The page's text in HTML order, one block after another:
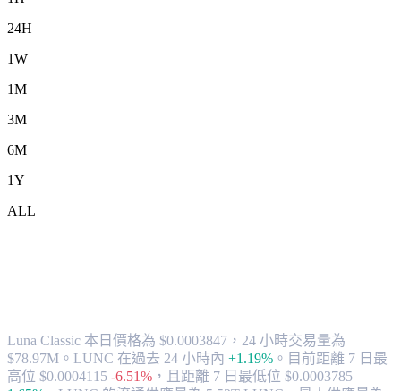
24H
1W
1M
3M
6M
1Y
ALL
Luna Classic 本日價格為 $0.0003847，24 小時交易量為
$78.97M。LUNC 在過去 24 小時內 +1.19% 。 目前距離 7 日最
高位 $0.0004115 -6.51% ， 且距離 7 日最低位 $0.0003785